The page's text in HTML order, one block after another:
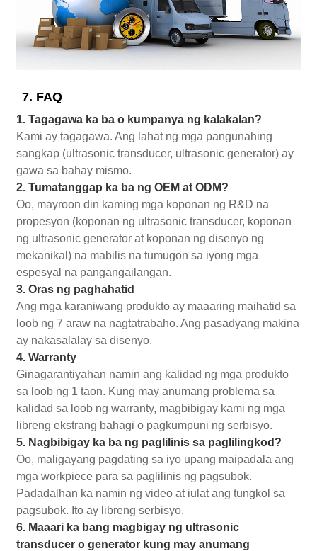
7. FAQ
1. Tagagawa ka ba o kumpanya ng kalakalan?
Kami ay tagagawa. Ang lahat ng mga pangunahing
sangkap (ultrasonic transducer, ultrasonic generator) ay
gawa sa bahay mismo.
2. Tumatanggap ka ba ng OEM at ODM?
Oo, mayroon din kaming mga koponan ng R&D na
propesyon (koponan ng ultrasonic transducer, koponan
ng ultrasonic generator at koponan ng disenyo ng
mekanikal) na mabilis na tumugon sa iyong mga
espesyal na pangangailangan.
3. Oras ng paghahatid
Ang mga karaniwang produkto ay maaaring maihatid sa
loob ng 7 araw na nagtatrabaho. Ang pasadyang makina
ay nakasalalay sa disenyo.
4. Warranty
Ginagarantiyahan namin ang kalidad ng mga produkto
sa loob ng 1 taon. Kung may anumang problema sa
kalidad sa loob ng warranty, magbibigay kami ng mga
libreng ekstrang bahagi o pagkumpuni ng serbisyo.
5. Nagbibigay ka ba ng paglilinis sa paglilingkod?
Oo, maligayang pagdating sa iyo upang maipadala ang
mga workpiece para sa paglilinis ng pagsubok.
Padadalhan ka namin ng video at iulat ang tungkol sa
pagsubok. Ito ay libreng serbisyo.
6. Maaari ka bang magbigay ng ultrasonic
transducer o generator kung may anumang